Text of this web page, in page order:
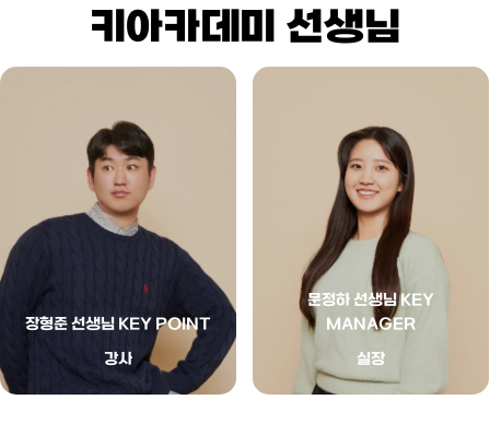
키아카데미 선생님
장형준 선생님 KEY POINT
강사
KEY POINT
기초부터 탄탄하게. 중요한 게
문정하 선생님 KEY
MANAGER
실장
KEY MANAGER
진심을 담은 관리